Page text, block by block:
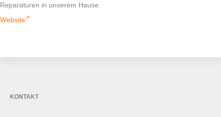
Reparaturen in unserem Hause.
Website
KONTAKT